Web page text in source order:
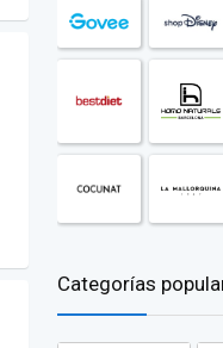
Categorías